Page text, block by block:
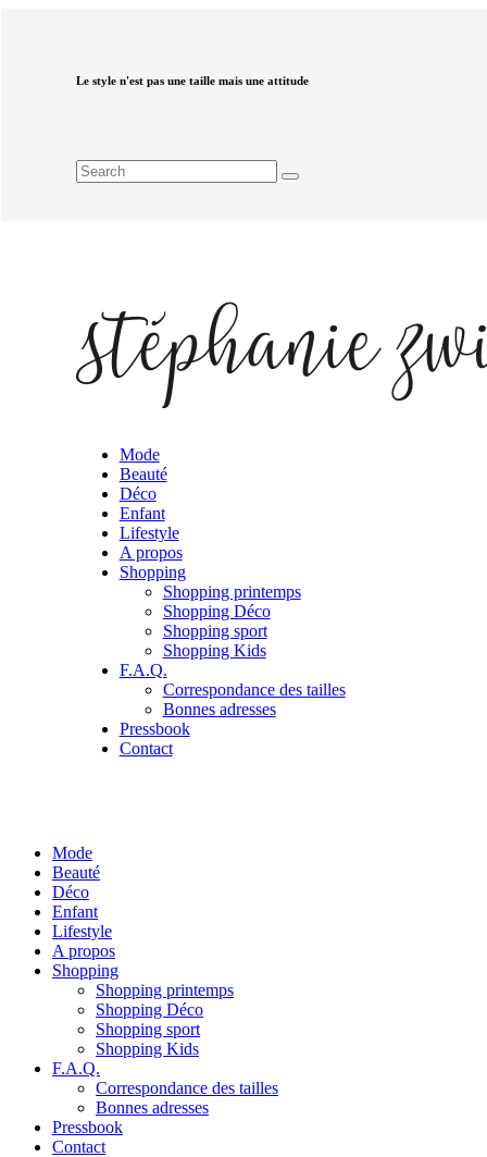
Le style n'est pas une taille mais une attitude
Mode
Beauté
Déco
Enfant
Lifestyle
A propos
Shopping
Shopping printemps
Shopping Déco
Shopping sport
Shopping Kids
F.A.Q.
Correspondance des tailles
Bonnes adresses
Pressbook
Contact
Mode
Beauté
Déco
Enfant
Lifestyle
A propos
Shopping
Shopping printemps
Shopping Déco
Shopping sport
Shopping Kids
F.A.Q.
Correspondance des tailles
Bonnes adresses
Pressbook
Contact